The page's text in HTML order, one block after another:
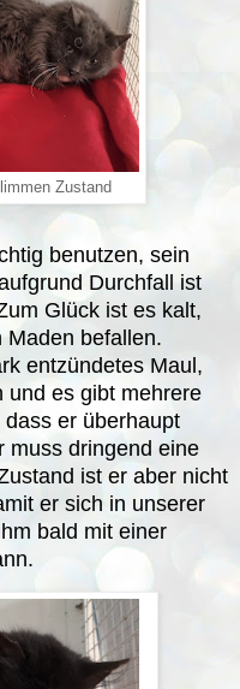
Zustand
benutzen, sein
Durchfall ist
Glück ist es kalt,
Maden befallen.
entzündetes Maul,
und es gibt mehrere
er überhaupt
muss dringend eine
ist er aber nicht
er sich in unserer
bald mit einer